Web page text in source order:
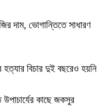
দাম, ভোগান্তিতে সাধারণ
হত্যার বিচার দুই বছরেও হয়নি
কাছে জকসুর